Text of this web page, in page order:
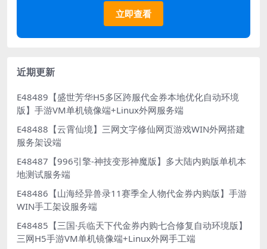
立即查看
近期更新
E48489【盛世芳华H5多区跨服代金券本地优化自动环境
版】手游VM单机镜像端+Linux外网服务端
E48488【云霄仙境】三网文字修仙网页游戏WIN外网搭建
服务架设端
E48487【996引擎-神技变形神魔版】多大陆内购版单机本
地测试服务端
E48486【山海经异兽录11赛季全人物代金券内购版】手游
WIN手工架设服务端
E48485【三国·兵临天下代金券内购七合修复自动环境版】
三网H5手游VM单机镜像端+Linux外网手工端